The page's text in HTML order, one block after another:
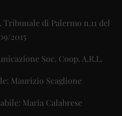
di Palermo n.11 del
2015
Soc. Coop. A.R.L.
Maurizio Scaglione
Maria Calabrese